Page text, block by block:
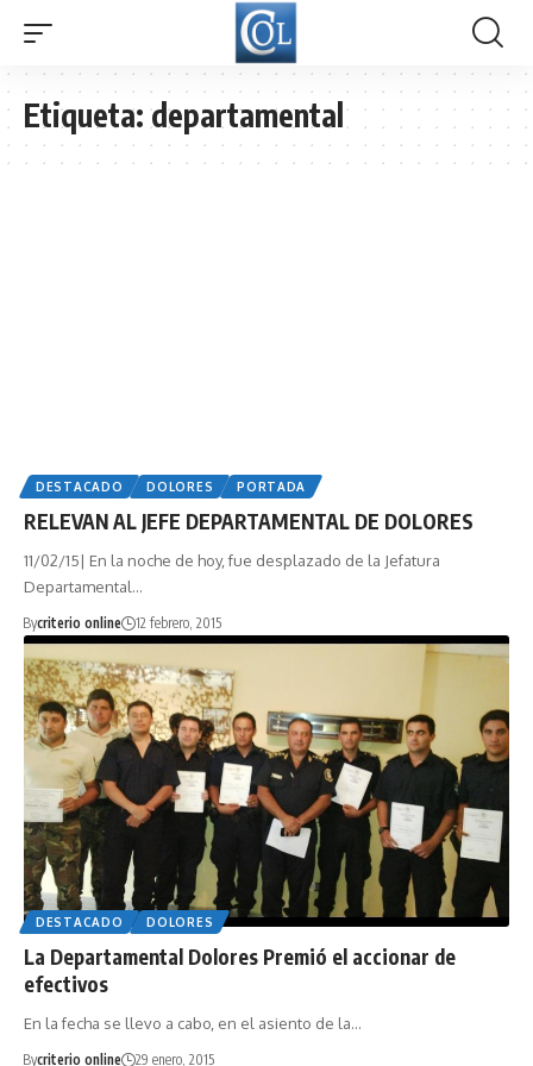
Etiqueta:departamental
DESTACADO DOLORES PORTADA
RELEVAN AL JEFE DEPARTAMENTAL DE DOLORES
11/02/15| En la noche de hoy, fue desplazado de la Jefatura
Departamental…
Bycriterio online 12 febrero, 2015
DESTACADO DOLORES
La Departamental Dolores Premió el accionar de
En la fecha se llevo a cabo, en el asiento de la…
Bycriterio online 29 enero, 2015